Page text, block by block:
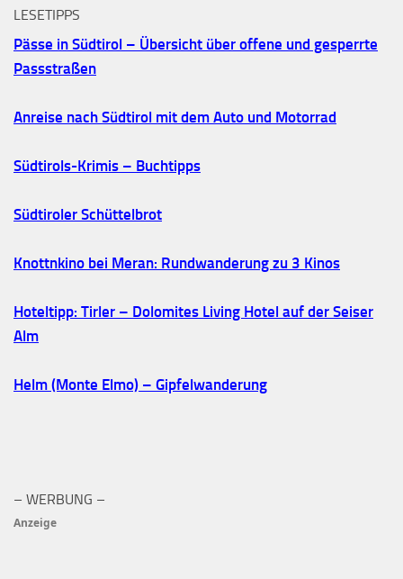
LESETIPPS
Pässe in Südtirol – Übersicht über offene und gesperrte
Passstraßen
Anreise nach Südtirol mit dem Auto und Motorrad
Südtirols-Krimis – Buchtipps
Südtiroler Schüttelbrot
Knottnkino bei Meran: Rundwanderung zu 3 Kinos
Hoteltipp: Tirler – Dolomites Living Hotel auf der Seiser
Alm
Helm (Monte Elmo) – Gipfelwanderung
– WERBUNG –
Anzeige